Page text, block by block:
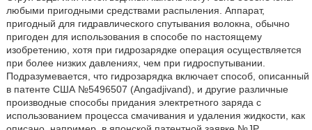
любыми пригодными средствами распыления. Аппарат,
пригодный для гидравлического спутывания волокна, обычно
пригоден для использования в способе по настоящему
изобретению, хотя при гидрозарядке операция осуществляется
при более низких давлениях, чем при гидроспутывании.
Подразумевается, что гидрозарядка включает способ, описанный
в патенте США №5496507 (Angadjivand), и другие различные
производные способы придания электретного заряда с
использованием процесса смачивания и удаления жидкости, как